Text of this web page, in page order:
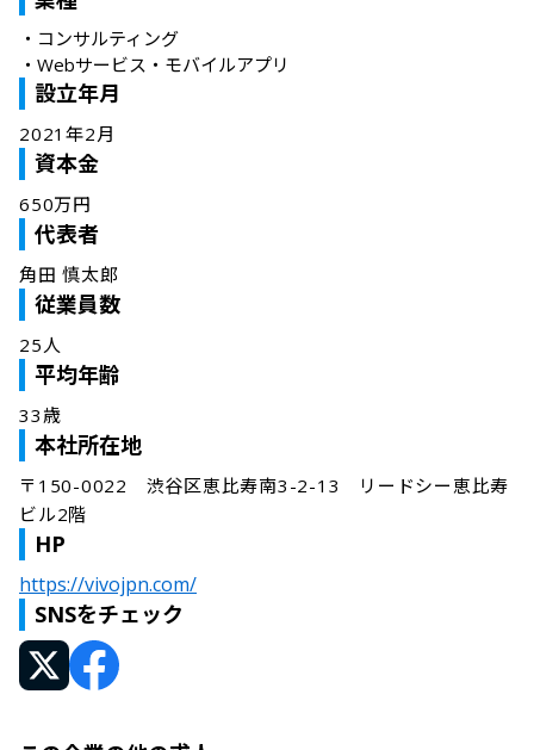
・ コンサルティング
・ Webサービス・モバイルアプリ
設立年月
2021年2月
資本金
650万円
代表者
角田 慎太郎
従業員数
25人
平均年齢
33歳
本社所在地
〒150-0022　渋谷区恵比寿南3-2-13　リードシー恵比寿
ビル2階
HP
https://vivojpn.com/
SNSをチェック